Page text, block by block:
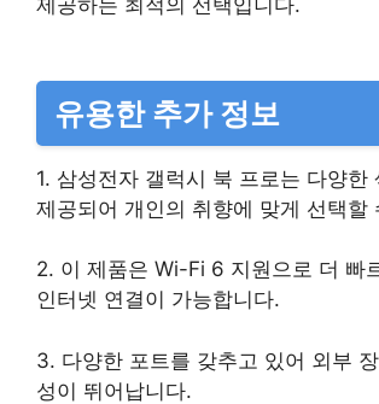
유용한 추가 정보
1. 삼성전자 갤럭시 북 프로는 다양한
제공되어 개인의 취향에 맞게 선택할
2. 이 제품은 Wi-Fi 6 지원으로 더 빠
인터넷 연결이 가능합니다.
3. 다양한 포트를 갖추고 있어 외부
성이 뛰어납니다.